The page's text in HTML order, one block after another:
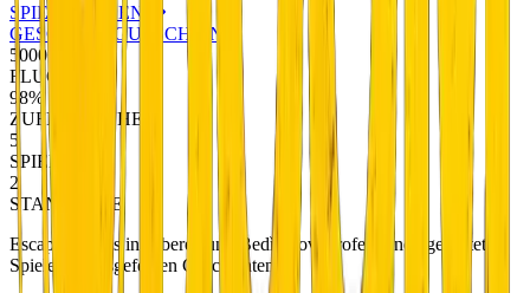
SPIEL BUCHEN
GESCHENKGUTSCHEINE
5000+
FLUCHTEN
98%
ZUFRIEDENHEIT
5
SPIELE
2
STANDORTE
Escape Rooms in Liberec und Bedřichov. Professionell gestaltete
Spiele mit ausgefeilten Geschichten.